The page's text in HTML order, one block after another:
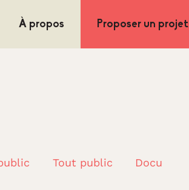
À propos Proposer un projet
Tout public
Docu